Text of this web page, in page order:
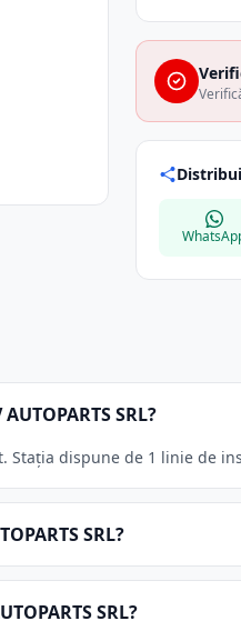
SRL?
Stația dispune de 1 linie de
SRL?
SRL?